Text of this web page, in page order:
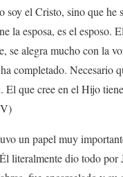
soy el Cristo, sino que he
la esposa, es el esposo.
se alegra mucho con la
completado. Necesario
El que cree en el Hijo
un papel muy
literalmente dio todo por